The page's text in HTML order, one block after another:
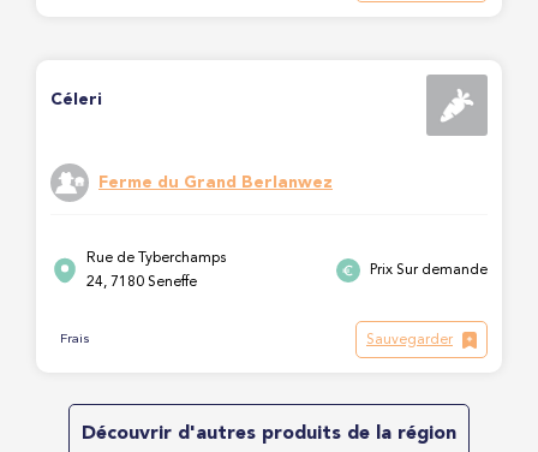
Céleri
Ferme du Grand Berlanwez
Rue de Tyberchamps
24, 7180 Seneffe
Prix Sur demande
Frais Sauvegarder
Découvrir d'autres produits de la région